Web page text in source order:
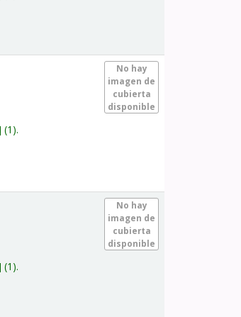
No hay
imagen de
cubierta
disponible
(1).
No hay
imagen de
cubierta
disponible
(1).